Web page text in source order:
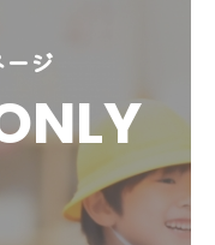
ジ